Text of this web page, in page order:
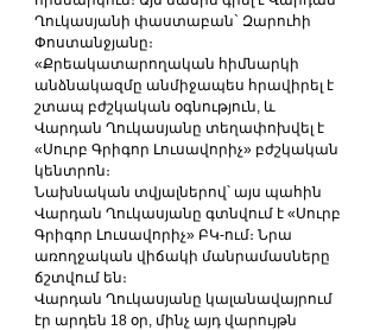
Ղուկասյանի փաստաբան` Զարուհի
Փոստանջյանը։
«Քրեակատարողական հիմնարկի
անձնակազմը անմիջապես հրավիրել է
շտապ բժշկական օգնություն, և
Վարդան Ղուկասյանը տեղափոխվել է
«Սուրբ Գրիգոր Լուսավորիչ» բժշկական
կենտրոն։
Նախնական տվյալներով՝ այս պահին
Վարդան Ղուկասյանը գտնվում է «Սուրբ
Գրիգոր Լուսավորիչ» ԲԿ-ում։ Նրա
առողջական վիճակի մանրամասները
ճշտվում են։
Վարդան Ղուկասյանը կալանավայրում
էր արդեն 18 օր, մինչ այդ վարույթն